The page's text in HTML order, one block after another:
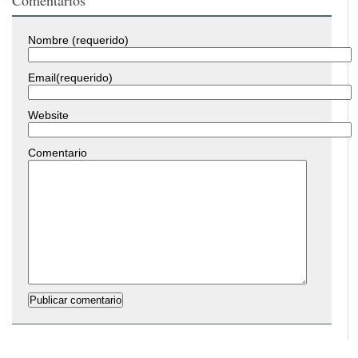
Nombre (requerido)
Email(requerido)
Website
Comentario